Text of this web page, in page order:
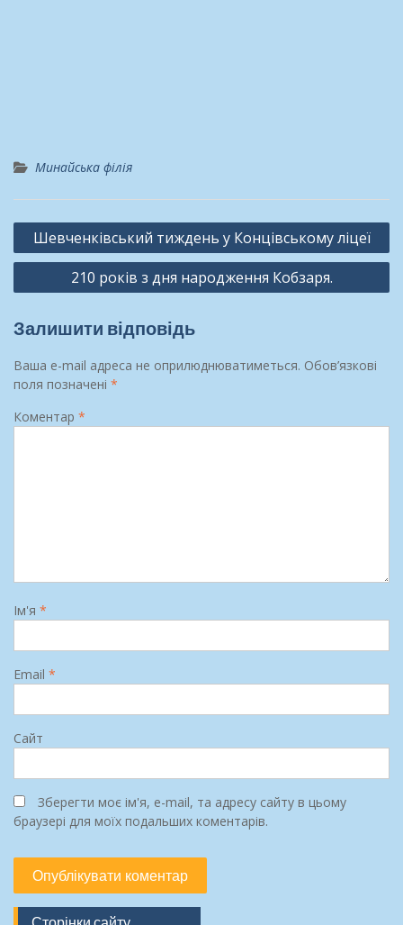
Минайська філія
Навігація
записів
Шевченківський тиждень у Концівському ліцеї
210 років з дня народження Кобзаря.
Залишити відповідь
Ваша e-mail адреса не оприлюднюватиметься. Обов’язкові
поля позначені *
Коментар *
Ім'я *
Email *
Сайт
Зберегти моє ім'я, e-mail, та адресу сайту в цьому
браузері для моїх подальших коментарів.